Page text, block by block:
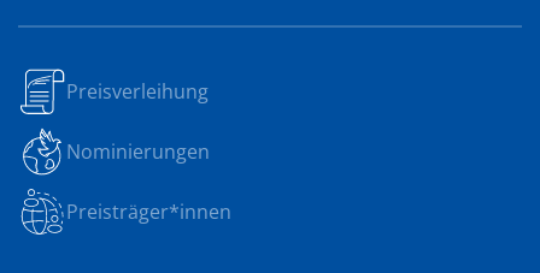
Preisverleihung
Nominierungen
Preisträger*innen